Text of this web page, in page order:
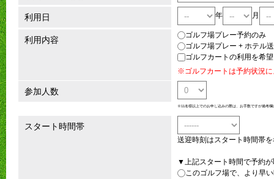
利用日 年 月
利用内容
ゴルフ場プレー予約のみ
ゴルフ場プレー + ホテル
ゴルフカートの利用を希望
※ゴルフカートは予約状況
参加人数
※11名様以上でのお申し込みの際は、お手数ですが備考欄
スタート時間帯
送迎時刻はスタート時間帯
▼上記スタート時間で予約
このゴルフ場で、より早